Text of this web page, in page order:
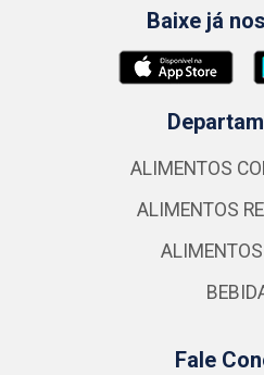
Baixe já
ALIMENTOS
ALIMENTOS
Fale